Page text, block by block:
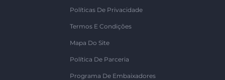
Políticas De Privacidade
Termos E Condições
Mapa Do Site
Política De Parceria
Programa De Embaixadores